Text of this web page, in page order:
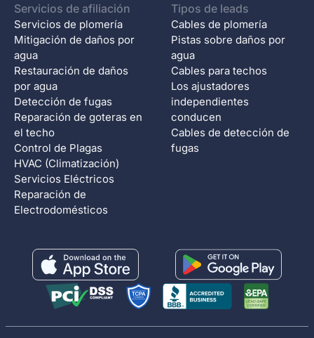
Servicios de afiliación
Servicios de plomería
Mitigación de daños por
agua
Restauración de daños
por agua
Detección de fugas
Reparación de goteras en
el techo
Control de Plagas
HVAC (Climatización)
Servicios Eléctricos
Reparación de
Electrodomésticos
Tipos de leads
Cables de plomería
Pistas sobre daños por
agua
Cables para techos
Los ajustadores
independientes
conducen
Cables de detección de
fugas